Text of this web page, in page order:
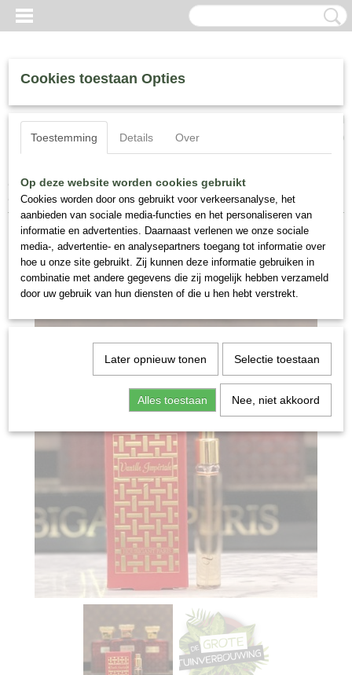
Inloggen Registreren
(0)
Home >Houbigant, Fragrance>Houbigant Vanille Impériale, Proef
Flacon 8 ml.
Cookies toestaan Opties
Toestemming Details Over
Op deze website worden cookies gebruikt
Cookies worden door ons gebruikt voor verkeersanalyse, het
aanbieden van sociale media-functies en het personaliseren van
informatie en advertenties. Daarnaast verlenen we onze sociale
media-, advertentie- en analysepartners toegang tot informatie over
hoe u onze site gebruikt. Zij kunnen deze informatie gebruiken in
combinatie met andere gegevens die zij mogelijk hebben verzameld
door uw gebruik van hun diensten of die u hen hebt verstrekt.
Later opnieuw tonen Selectie toestaan
Alles toestaan Nee, niet akkoord